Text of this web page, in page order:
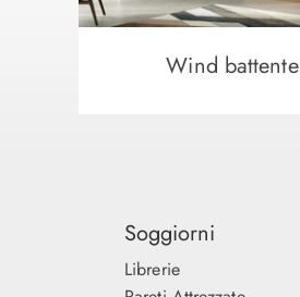
Wind battente
Soggiorni
Librerie